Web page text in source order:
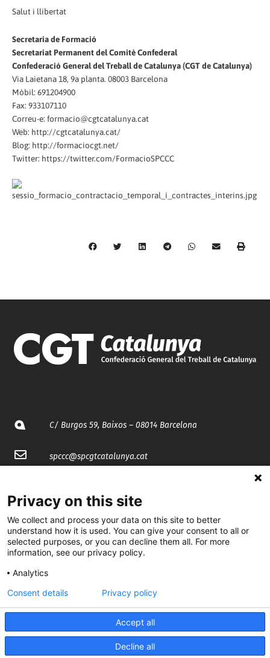
Salut i llibertat
Secretaria de Formació
Secretariat Permanent del Comitè Confederal
Confederació General del Treball de Catalunya (CGT de Catalunya)
Via Laietana 18, 9a planta. 08003 Barcelona
Mòbil: 691204900
Fax: 933107110
Correu-e: formacio@cgtcatalunya.cat
Web: http://cgtcatalunya.cat/
Blog: http://formaciocgt.net/
Twitter: https://twitter.com/FormacioSPCCC
C/ Burgos 59, Baixos – 08014 Barcelona
spccc@spcgtcatalunya.cat
@CGTCatalunya
cgtcatalunya
cgtcatalunya
Desenvolupat per
Privacy on this site
We collect and process your data on this site to better
understand how it is used. You can give your consent to all or
selected purposes, or you can decline them all. For more
information, see our privacy policy.
Analytics
Accept all
Decline all
Consent details Privacy policy